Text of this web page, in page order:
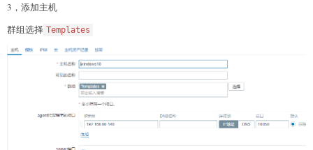
3，添加主机
群组选择 Templates